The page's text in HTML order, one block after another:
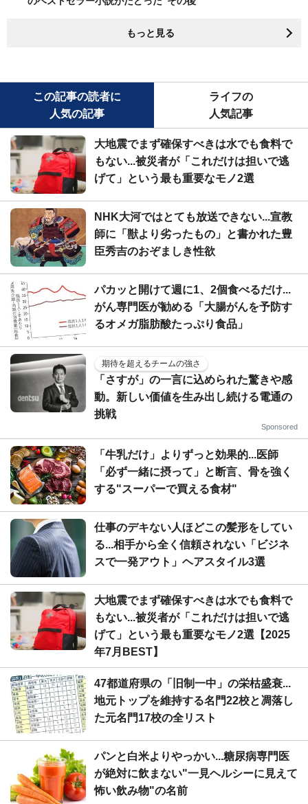
もっと見る
この記事の読者に
人気の記事
ライフの
人気記事
大地震でまず確保すべきは水でも食料で
もない...被災者が「これだけは担いで逃
げて」という最も重要なモノ2選
NHK大河ではとても放送できない...宣教
師に「獣より劣ったもの」と書かれた豊
臣秀吉のおぞましき性欲
パカッと開けて週に1、2個食べるだけ...
がん専門医が勧める「大腸がんを予防す
るオメガ脂肪酸たっぷり食品」
期待を超えるチームの強さ
「さすが」の一言に込められた驚きや感
動。新しい価値を生み出し続ける電通の
挑戦
Sponsored
「牛乳だけ」よりずっと効果的...医師
「必ず一緒に摂って」と断言、骨を強く
する"スーパーで買える食材"
仕事のデキない人ほどこの髪形をしてい
る...相手から全く信頼されない「ビジネ
スで一発アウト」ヘアスタイル3選
大地震でまず確保すべきは水でも食料で
もない...被災者が「これだけは担いで逃
げて」という最も重要なモノ2選【2025
年7月BEST】
47都道府県の「旧制一中」の栄枯盛衰...
地元トップを維持する名門22校と凋落し
た元名門17校の全リスト
パンと白米よりやっかい...糖尿病専門医
が絶対に飲まない"一見ヘルシーに見えて
怖い飲み物"の名前